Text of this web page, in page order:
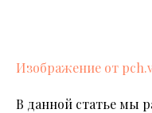
Изображение от
В данной статье мы